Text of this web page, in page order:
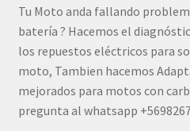
Tu Moto anda fallando
batería ? Hacemos el
los repuestos eléctricos para
moto, Tambien hacemos
mejorados para motos con
pregunta al whatsapp